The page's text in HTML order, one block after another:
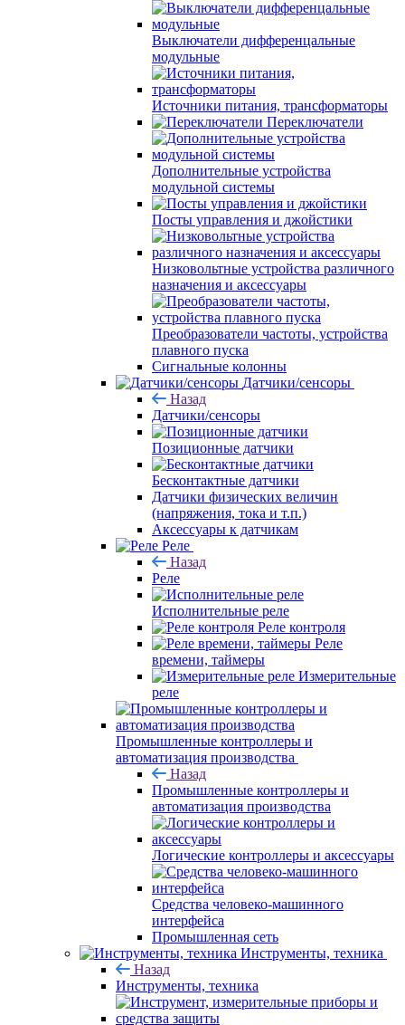
Выключатели дифференцальные
модульные
Источники питания, трансформаторы
Переключатели
Дополнительные устройства
модульной системы
Посты управления и джойстики
Низковольтные устройства различного
назначения и аксессуары
Преобразователи частоты, устройства
плавного пуска
Сигнальные колонны
Датчики/сенсоры
Назад
Датчики/сенсоры
Позиционные датчики
Бесконтактные датчики
Датчики физических величин
(напряжения, тока и т.п.)
Аксессуары к датчикам
Реле
Назад
Реле
Исполнительные реле
Реле контроля
Реле
времени, таймеры
Измерительные
реле
Промышленные контроллеры и
автоматизация производства
Назад
Промышленные контроллеры и
автоматизация производства
Логические контроллеры и аксессуары
Средства человеко-машинного
интерфейса
Промышленная сеть
Инструменты, техника
Назад
Инструменты, техника